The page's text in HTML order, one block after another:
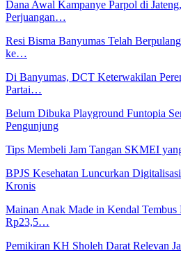
Dana Awal Kampanye Parpol di
Perjuangan…
Resi Bisma Banyumas Telah
ke…
Di Banyumas, DCT Keterwakilan
Partai…
Belum Dibuka Playground Funtopia
Pengunjung
Tips Membeli Jam Tangan SKMEI
BPJS Kesehatan Luncurkan
Kronis
Mainan Anak Made in Kendal Tembus
Rp23,5…
Pemikiran KH Sholeh Darat Relevan